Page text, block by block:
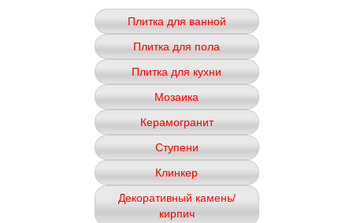
Плитка для ванной
Плитка для пола
Плитка для кухни
Мозаика
Керамогранит
Ступени
Клинкер
Декоративный камень/
кирпич